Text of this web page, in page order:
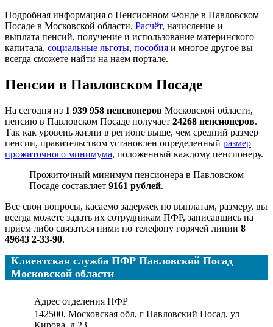
Подробная информация о Пенсионном Фонде в Павловском
Посаде в Московской области. Расчёт, начисление и
выплата пенсий, получение и использование материнского
капитала, социальные льготы, пособия и многое другое вы
всегда сможете найти на наем портале.
Пенсии в Павловском Посаде
На сегодня из 1 939 958 пенсионеров Московской области,
пенсию в Павловском Посаде получает 24268 пенсионеров.
Так как уровень жизни в регионе выше, чем средний размер
пенсии, правительством установлен определенный размер
прожиточного минимума, положенный каждому пенсионеру.
Прожиточный минимум пенсионера в Павловском
Посаде составляет 9161 рублей.
Все свои вопросы, касаемо задержек по выплатам, размеру, вы
всегда можете задать их сотрудникам ПФР, записавшись на
прием либо связаться ними по телефону горячей линии 8
49643 2-33-90.
Клиентская служба ПФР Павловский Посад
Московской области
Адрес отделения ПФР
142500, Московская обл, г Павловский Посад, ул
Кирова, д 23